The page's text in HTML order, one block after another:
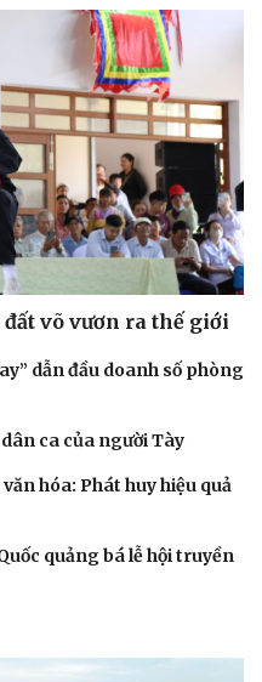
võ vươn ra thế giới
dẫn đầu doanh số phòng
ca của người Tày
hóa: Phát huy hiệu quả
quảng bá lễ hội truyền